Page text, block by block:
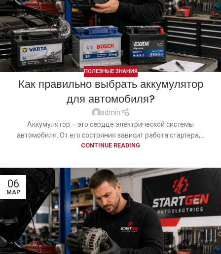
ПОЛЕЗНЫЕ ЗНАНИЯ
Как правильно выбрать аккумулятор
для автомобиля?
admin
Аккумулятор – это сердце электрической системы
автомобиля. От его состояния зависит работа стартера,...
CONTINUE READING
06
МАР